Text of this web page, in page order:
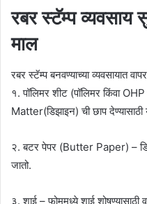
रबर स्टॅम्प व्यवसाय
माल
रबर स्टॅम्प बनवण्याच्या व्यवसायात
१. पॉलिमर शीट (पॉलिमर किंवा
Matter(डिझाइन) ची छाप देण्यासाठी
२. बटर पेपर (Butter Paper) –
जातो.
३. शाई – फोममध्ये शाई शोषण्यासाठी